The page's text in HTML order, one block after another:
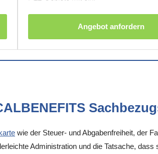
Angebot anfordern
wie der Steuer- und Abgabenfreiheit, der
Administration und die Tatsache,